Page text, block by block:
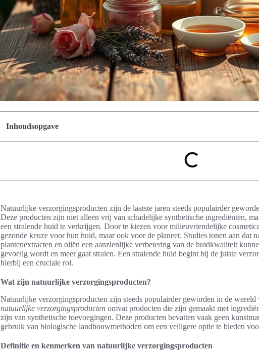
Inhoudsopgave
Natuurlijke verzorgingsproducten zijn de laatste jaren steeds populairder
Deze producten zijn niet alleen vrij van schadelijke synthetische ingrediënten,
een stralende huid te verkrijgen. Door te kiezen voor milieuvriendelijke
gezonde keuze voor hun huid, maar ook voor de planeet. Studies tonen aan dat
plantenextracten en oliën een aanzienlijke verbetering van de huidkwaliteit
gevoelig wordt en meer gaat stralen. Een stralende huid begint bij de juiste
hierbij een cruciale rol.
Wat zijn natuurlijke verzorgingsproducten?
Natuurlijke verzorgingsproducten zijn steeds populairder geworden in de
natuurlijke verzorgingsproducten omvat producten die zijn gemaakt met
zijn van synthetische toevoegingen. Deze producten bevatten vaak geen
gebruik van biologische landbouwmethoden om een veiligere optie te bieden
Definitie en kenmerken van natuurlijke verzorgingsproducten